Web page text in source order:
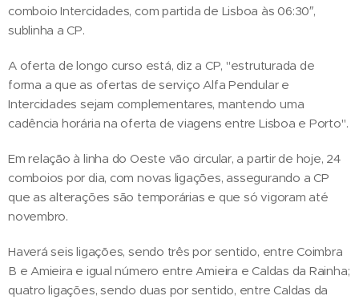
comboio Intercidades, com partida de Lisboa às 06:30″,
sublinha a CP.
A oferta de longo curso está, diz a CP, "estruturada de
forma a que as ofertas de serviço Alfa Pendular e
Intercidades sejam complementares, mantendo uma
cadência horária na oferta de viagens entre Lisboa e Porto".
Em relação à linha do Oeste vão circular, a partir de hoje, 24
comboios por dia, com novas ligações, assegurando a CP
que as alterações são temporárias e que só vigoram até
novembro.
Haverá seis ligações, sendo três por sentido, entre Coimbra
B e Amieira e igual número entre Amieira e Caldas da Rainha;
quatro ligações, sendo duas por sentido, entre Caldas da